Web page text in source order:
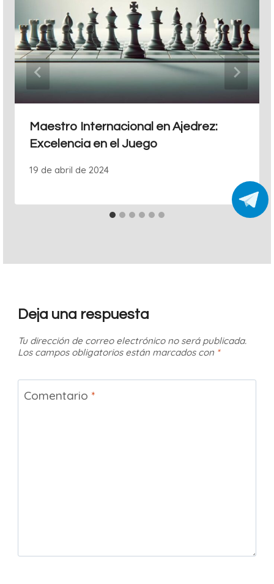
Maestro Internacional en Ajedrez:
Excelencia en el Juego
19 de abril de 2024
Deja una respuesta
Tu dirección de correo electrónico no será publicada.
Los campos obligatorios están marcados con *
Comentario *